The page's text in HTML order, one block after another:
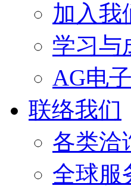
加入我
学习与
AG电
联络我们
各类洽
全球服